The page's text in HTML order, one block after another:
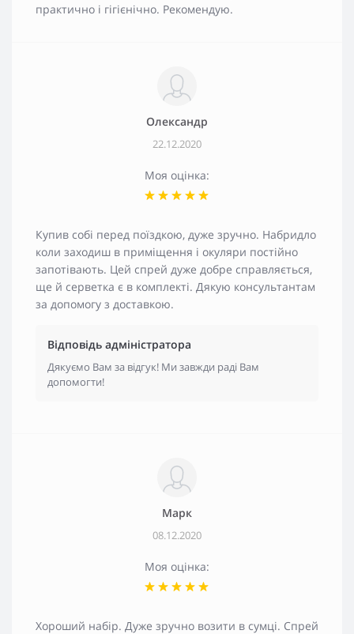
практично і гігієнічно. Рекомендую.
Олександр
22.12.2020
Моя оцінка:
Купив собі перед поїздкою, дуже зручно. Набридло
коли заходиш в приміщення і окуляри постійно
запотівають. Цей спрей дуже добре справляється,
ще й серветка є в комплекті. Дякую консультантам
за допомогу з доставкою.
Відповідь адміністратора
Дякуємо Вам за відгук! Ми завжди раді Вам
допомогти!
Марк
08.12.2020
Моя оцінка:
Хороший набір. Дуже зручно возити в сумці. Спрей